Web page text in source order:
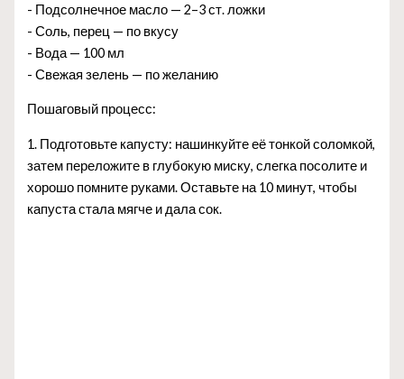
- Подсолнечное масло — 2–3 ст. ложки
- Соль, перец — по вкусу
- Вода — 100 мл
- Свежая зелень — по желанию
Пошаговый процесс:
1. Подготовьте капусту: нашинкуйте её тонкой соломкой,
затем переложите в глубокую миску, слегка посолите и
хорошо помните руками. Оставьте на 10 минут, чтобы
капуста стала мягче и дала сок.